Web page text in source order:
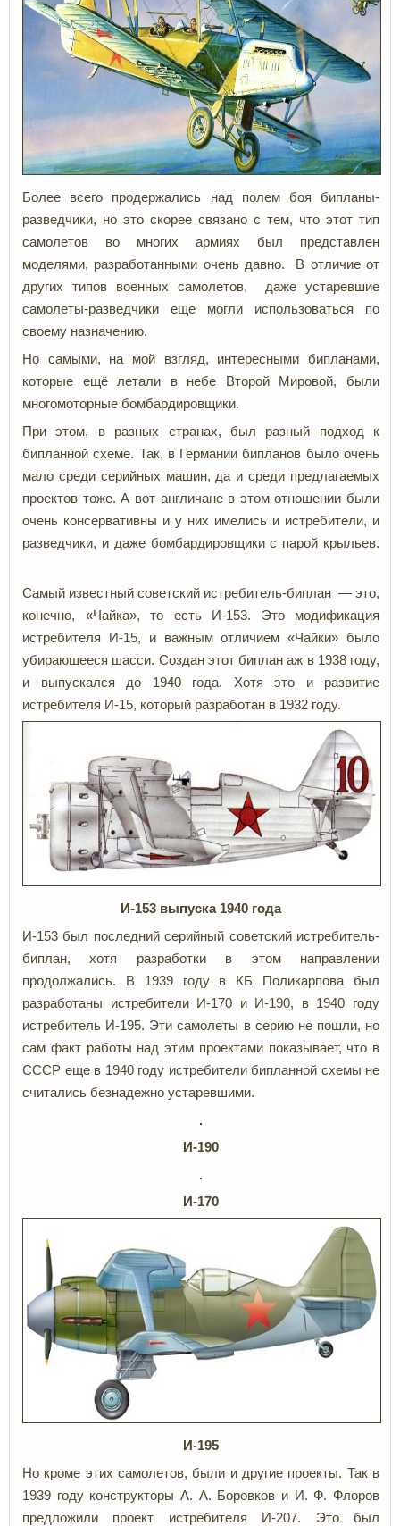
Более всего продержались над полем боя бипланы-
разведчики, но это скорее связано с тем, что этот тип
самолетов во многих армиях был представлен
моделями, разработанными очень давно. В отличие от
других типов военных самолетов, даже устаревшие
самолеты-разведчики еще могли использоваться по
своему назначению.
Но самыми, на мой взгляд, интересными бипланами,
которые ещё летали в небе Второй Мировой, были
многомоторные бомбардировщики.
При этом, в разных странах, был разный подход к
бипланной схеме. Так, в Германии бипланов было очень
мало среди серийных машин, да и среди предлагаемых
проектов тоже. А вот англичане в этом отношении были
очень консервативны и у них имелись и истребители, и
разведчики, и даже бомбардировщики с парой крыльев.
Самый известный советский истребитель-биплан — это,
конечно, «Чайка», то есть И-153. Это модификация
истребителя И-15, и важным отличием «Чайки» было
убирающееся шасси. Создан этот биплан аж в 1938 году,
и выпускался до 1940 года. Хотя это и развитие
истребителя И-15, который разработан в 1932 году.
И-153 выпуска 1940 года
И-153 был последний серийный советский истребитель-
биплан, хотя разработки в этом направлении
продолжались. В 1939 году в КБ Поликарпова был
разработаны истребители И-170 и И-190, в 1940 году
истребитель И-195. Эти самолеты в серию не пошли, но
сам факт работы над этим проектами показывает, что в
СССР еще в 1940 году истребители бипланной схемы не
считались безнадежно устаревшими.
И-190
И-170
И-195
Но кроме этих самолетов, были и другие проекты. Так в
1939 году конструкторы А. А. Боровков и И. Ф. Флоров
предложили проект истребителя И-207. Это был